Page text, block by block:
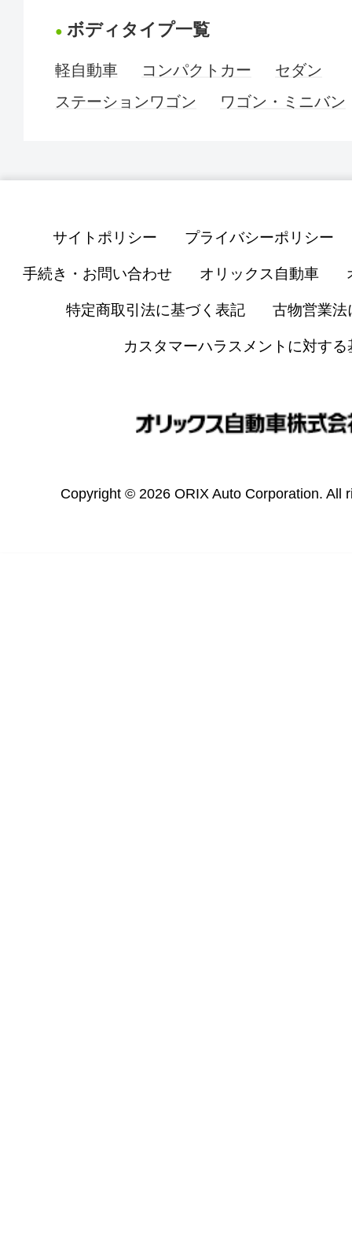
ボディタイプ一覧
軽自動車 コンパクトカー
セダン
ステーションワゴン
ワゴン・ミニバン
サイトポリシー プライバシーポリシー
手続き・お問い合わせ オリックス自動車
特定商取引法に基づく表記 古物営業法
カスタマーハラスメントに対する
Copyright © 2026 ORIX Auto Corporation. All